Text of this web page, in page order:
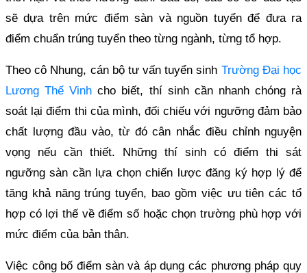
sẽ dựa trên mức điểm sàn và nguồn tuyển để đưa ra
điểm chuẩn trúng tuyển theo từng ngành, từng tổ hợp.
Theo cô Nhung, cán bộ tư vấn tuyển sinh Trường Đại học
Lương Thế Vinh cho biết, thí sinh cần nhanh chóng rà
soát lại điểm thi của mình, đối chiếu với ngưỡng đảm bảo
chất lượng đầu vào, từ đó cân nhắc điều chỉnh nguyện
vọng nếu cần thiết. Những thí sinh có điểm thi sát
ngưỡng sàn cần lựa chọn chiến lược đăng ký hợp lý để
tăng khả năng trúng tuyển, bao gồm việc ưu tiên các tổ
hợp có lợi thế về điểm số hoặc chọn trường phù hợp với
mức điểm của bản thân.
Việc công bố điểm sàn và áp dụng các phương pháp quy